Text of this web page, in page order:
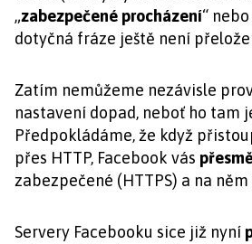
„zabezpečené procházení“
dotyčná fráze ještě není
Zatím nemůžeme nezávisle
nastavení dopad, neboť ho tam
Předpokládáme, že když
přes HTTP, Facebook vás
zabezpečené (HTTPS) a na
Servery Facebooku sice již nyní